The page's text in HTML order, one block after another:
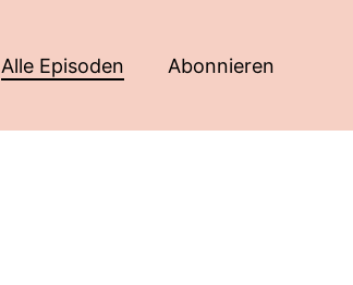
Alle Episoden Abonnieren